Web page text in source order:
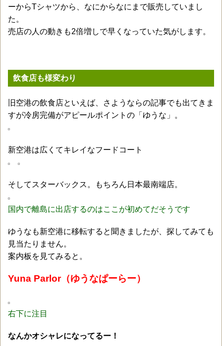
ーからTシャツから、なにからなにまで販売していまし
た。
売店の人の動きも2倍増しで早くなっていた気がします。
飲食店も様変わり
旧空港の飲食店といえば、さようならの記事でも出てきま
すが冷房完備がアピールポイントの「ゆうな」。
新空港は広くてキレイなフードコート
そしてスターバックス。もちろん日本最南端店。
国内で離島に出店するのはここが初めてだそうです
ゆうなも新空港に移転すると聞きましたが、探してみても
見当たりません。
案内板を見てみると。
Yuna Parlor（ゆうなぱーらー）
右下に注目
なんかオシャレになってるー！